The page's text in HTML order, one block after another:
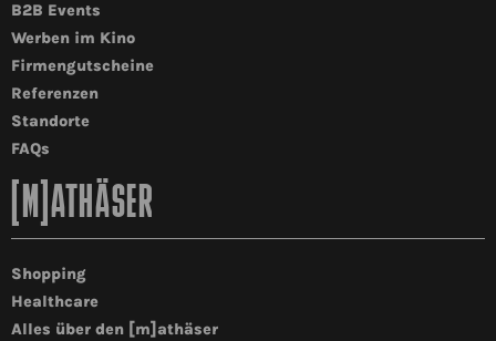
B2B Events
Werben im Kino
Firmengutscheine
Referenzen
Standorte
FAQs
[M]ATHÄSER
Shopping
Healthcare
Alles über den [m]athäser